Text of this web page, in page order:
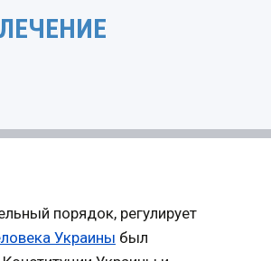
порядок, регулирует
Украины был